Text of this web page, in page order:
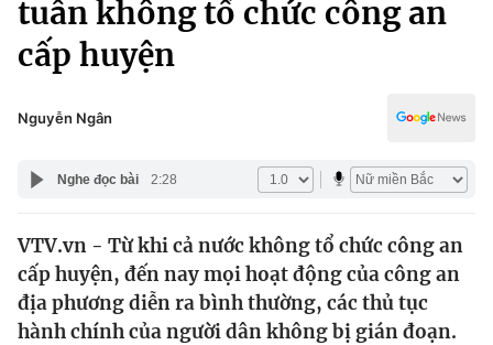
Xã hội
Pháp luật
Y tế
Thế giới
Tin tức
Thế giới đó đây
Kinh tế
Truyền hình
Văn hóa - Giải trí
Y tế
Công nghệ
tuần không tổ chức công an
cấp huyện
Nguyễn Ngân
Nghe đọc bài 2:28
VTV.vn - Từ khi cả nước không tổ chức công an
cấp huyện, đến nay mọi hoạt động của công an
địa phương diễn ra bình thường, các thủ tục
hành chính của người dân không bị gián đoạn.